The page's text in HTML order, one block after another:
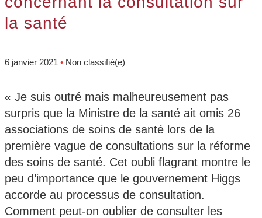
la santé
6 janvier 2021 • Non classifié(e)
« Je suis outré mais malheureusement pas
surpris que la Ministre de la santé ait omis 26
associations de soins de santé lors de la
première vague de consultations sur la réforme
des soins de santé. Cet oubli flagrant montre le
peu d’importance que le gouvernement Higgs
accorde au processus de consultation.
Comment peut-on oublier de consulter les